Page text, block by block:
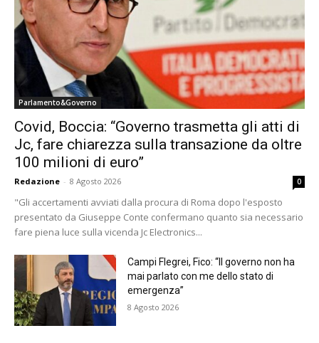
Parlamento&Governo
Covid, Boccia: “Governo trasmetta gli atti di
Jc, fare chiarezza sulla transazione da oltre
100 milioni di euro”
Redazione - 8 Agosto 2026 0
"Gli accertamenti avviati dalla procura di Roma dopo l'esposto
presentato da Giuseppe Conte confermano quanto sia necessario
fare piena luce sulla vicenda Jc Electronics...
Campi Flegrei, Fico: “Il governo non ha
mai parlato con me dello stato di
emergenza”
8 Agosto 2026